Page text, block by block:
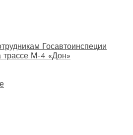
Госавтоинспеции
трассе М-4 «Дон»